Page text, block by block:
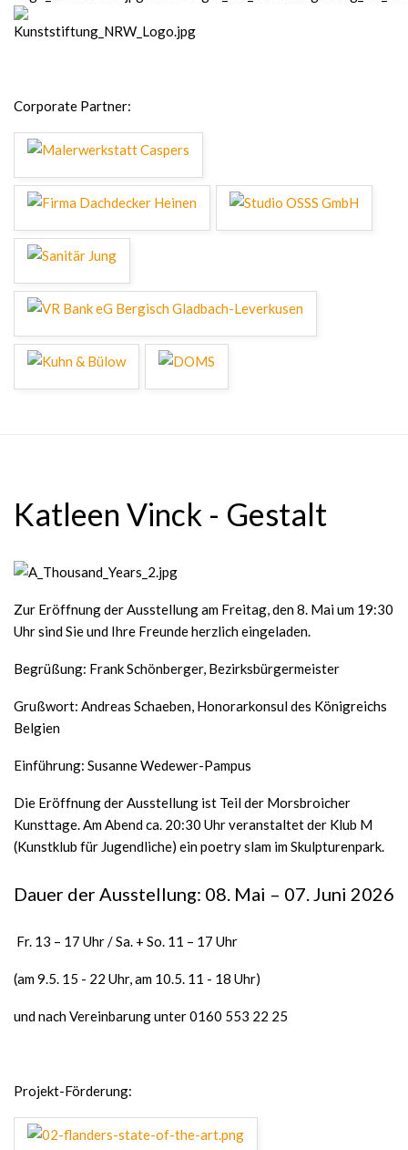
Corporate Partner:
Katleen Vinck - Gestalt
Zur Eröffnung der Ausstellung am Freitag, den 8. Mai um 19:30
Uhr sind Sie und Ihre Freunde herzlich eingeladen.
Begrüßung: Frank Schönberger, Bezirksbürgermeister
Grußwort: Andreas Schaeben, Honorarkonsul des Königreichs
Belgien
Einführung: Susanne Wedewer-Pampus
Die Eröffnung der Ausstellung ist Teil der Morsbroicher
Kunsttage. Am Abend ca. 20:30 Uhr veranstaltet der Klub M
(Kunstklub für Jugendliche) ein poetry slam im Skulpturenpark.
Dauer der Ausstellung: 08. Mai – 07. Juni 2026
Fr. 13 – 17 Uhr / Sa. + So. 11 – 17 Uhr
(am 9.5. 15 - 22 Uhr, am 10.5. 11 - 18 Uhr)
und nach Vereinbarung unter 0160 553 22 25
Projekt-Förderung: